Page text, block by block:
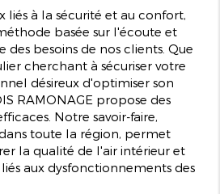
liés à la sécurité et au confort,
basée sur l'écoute et
besoins de nos clients. Que
cherchant à sécuriser votre
désireux d'optimiser son
RAMONAGE propose des
Notre savoir-faire,
toute la région, permet
la qualité de l'air intérieur et
aux dysfonctionnements des